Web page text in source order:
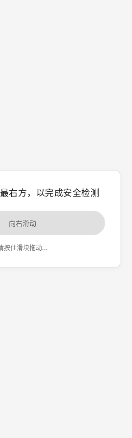
右方，以完成安全检测
向右滑动
按住滑块拖动...